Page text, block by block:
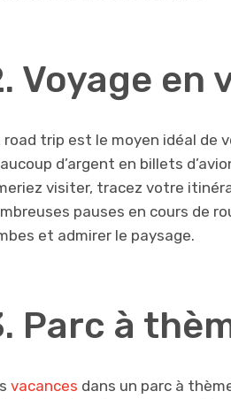
Voyage en
road trip est le moyen idéal de
d’argent en billets
visiter, tracez votre
pauses en cours de
et admirer le paysage.
Parc à
vacances dans un parc à